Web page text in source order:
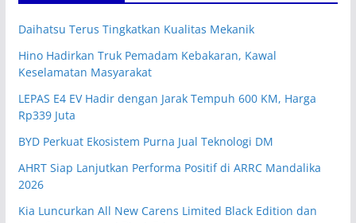
Daihatsu Terus Tingkatkan Kualitas Mekanik
Hino Hadirkan Truk Pemadam Kebakaran, Kawal
Keselamatan Masyarakat
LEPAS E4 EV Hadir dengan Jarak Tempuh 600 KM, Harga
Rp339 Juta
BYD Perkuat Ekosistem Purna Jual Teknologi DM
AHRT Siap Lanjutkan Performa Positif di ARRC Mandalika
2026
Kia Luncurkan All New Carens Limited Black Edition dan